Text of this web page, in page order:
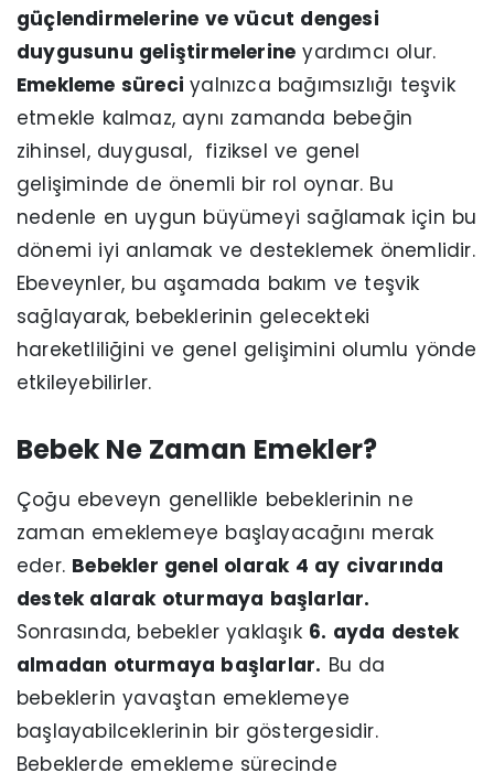
güçlendirmelerine ve vücut dengesi
duygusunu geliştirmelerine yardımcı olur.
Emekleme süreciyalnızca bağımsızlığı teşvik
etmekle kalmaz, aynı zamanda bebeğin
zihinsel, duygusal, fiziksel ve genel
gelişiminde de önemli bir rol oynar. Bu
nedenle en uygun büyümeyi sağlamak için bu
dönemi iyi anlamak ve desteklemek önemlidir.
Ebeveynler, bu aşamada bakım ve teşvik
sağlayarak, bebeklerinin gelecekteki
hareketliliğini ve genel gelişimini olumlu yönde
etkileyebilirler.
Bebek Ne Zaman Emekler?
Çoğu ebeveyn genellikle bebeklerinin ne
zaman emeklemeye başlayacağını merak
eder. Bebekler genel olarak 4 ay civarında
destek alarak oturmaya başlarlar.
Sonrasında, bebekler yaklaşık 6. ayda destek
almadan oturmaya başlarlar. Bu da
bebeklerin yavaştan emeklemeye
başlayabilceklerinin bir göstergesidir.
Bebeklerde emekleme sürecinde